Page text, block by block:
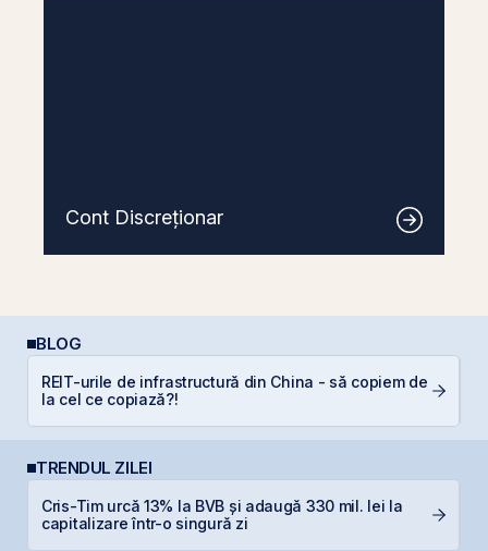
Cont Discreționar
BLOG
REIT-urile de infrastructură din China - să copiem de
la cel ce copiază?!
TRENDUL ZILEI
Cris-Tim urcă 13% la BVB și adaugă 330 mil. lei la
capitalizare într-o singură zi